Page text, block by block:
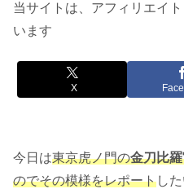
当サイトは、アフィリエイ
います
X
今日は東京虎ノ門の金刀比
のでその模様をレポートし